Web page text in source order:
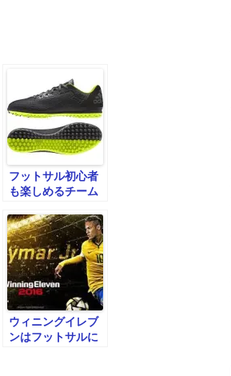
フットサル初心者
も楽しめるチーム
ウィニングイレブ
ンはフットサルに